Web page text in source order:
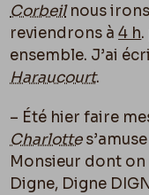
Corbeilnous
reviendrons à4 h
ensemble. J’ai
Haraucourt.
– Été hier faire
Charlotte
Monsieur dont on
Digne, Digne